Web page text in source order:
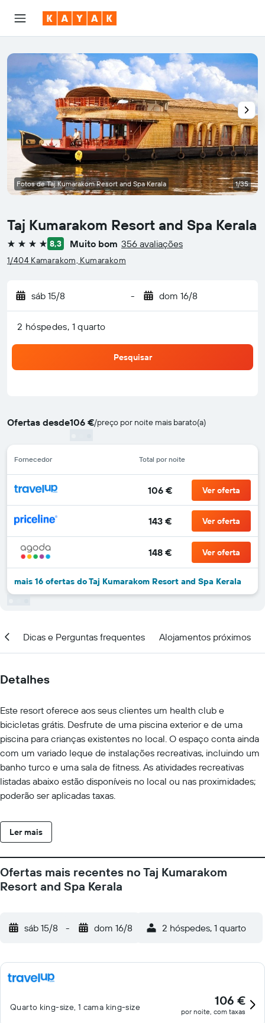
Taj Kumarakom Resort and Spa Kerala
4 estrelas 8,3 Muito bom 356 avaliações
1/404 Kamarakom, Kumarakom
sáb 15/8 - dom 16/8
2 hóspedes, 1 quarto
Pesquisar
Ofertas desde106 €/preço por noite mais barato(a)
Fornecedor Total por noite
106 € Ver oferta
143 € Ver oferta
148 € Ver oferta
mais 16 ofertas do Taj Kumarakom Resort and Spa Kerala
Fotos de Taj Kumarakom Resort and Spa Kerala 1/35
Dicas e Perguntas frequentes Alojamentos próximos
Detalhes
Este resort oferece aos seus clientes um health club e
bicicletas grátis. Desfrute de uma piscina exterior e de uma
piscina para crianças existentes no local. O espaço conta ainda
com um variado leque de instalações recreativas, incluindo um
banho turco e uma sala de fitness. As atividades recreativas
listadas abaixo estão disponíveis no local ou nas proximidades;
poderão ser aplicadas taxas.
Ler mais
Ofertas mais recentes no Taj Kumarakom
Resort and Spa Kerala
sáb 15/8 - dom 16/8 2 hóspedes, 1 quarto
Quarto king-size, 1 cama king-size 106 €
por noite, com taxas